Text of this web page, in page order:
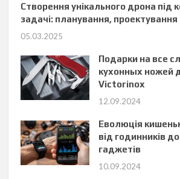
Створення унікального дрона під
задачі: планування, проектування
05.03.2025
Подарки на все
кухонных ножей
Victorinox
12.09.2024
Еволюція
від годинників
гаджетів
10.09.2024